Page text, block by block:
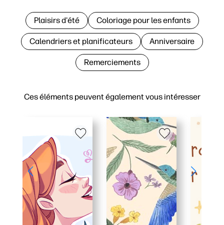
Ces éléments peuvent également vous intéresser
Plaisirs d'été Coloriage pour les enfants
Calendriers et planificateurs Anniversaire
Remerciements